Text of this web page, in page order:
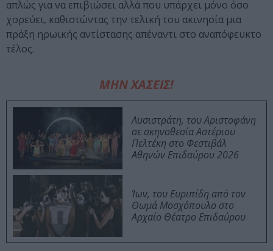
απλώς για να επιβιώσει αλλά που υπάρχει μόνο όσο
χορεύει, καθιστώντας την τελική του ακινησία μια
πράξη ηρωικής αντίστασης απέναντι στο αναπόφευκτο
τέλος.
ΜΗΝ ΧΑΣΕΙΣ!
Λυσιστράτη, του Αριστοφάνη
σε σκηνοθεσία Αστέριου
Πελτέκη στο Φεστιβάλ
Αθηνών Επιδαύρου 2026
Ίων, του Ευριπίδη από τον
Θωμά Μοσχόπουλο στο
Αρχαίο Θέατρο Επιδαύρου